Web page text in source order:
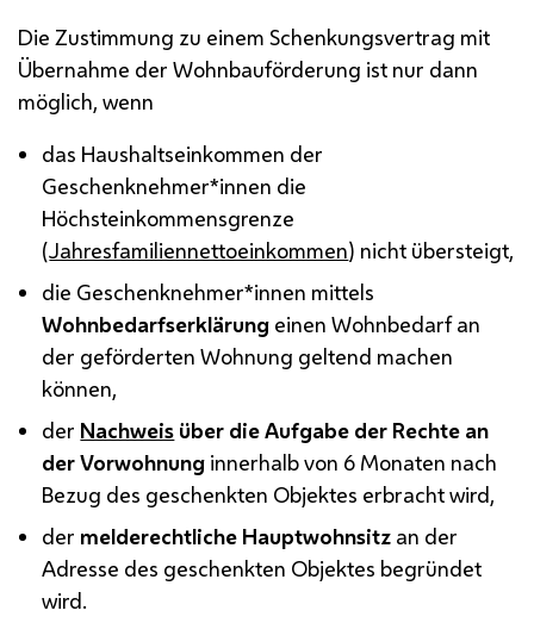
Die Zustimmung zu einem Schenkungsvertrag mit
Übernahme der Wohnbauförderung ist nur dann
möglich, wenn
das Haushaltseinkommen der
Geschenknehmer*innen die
Höchsteinkommensgrenze
(Jahresfamiliennettoeinkommen) nicht übersteigt,
die Geschenknehmer*innen mittels
Wohnbedarfserklärung einen Wohnbedarf an
der geförderten Wohnung geltend machen
können,
der Nachweis über die Aufgabe der Rechte an
der Vorwohnung innerhalb von 6 Monaten nach
Bezug des geschenkten Objektes erbracht wird,
der melderechtliche Hauptwohnsitz an der
Adresse des geschenkten Objektes begründet
wird.